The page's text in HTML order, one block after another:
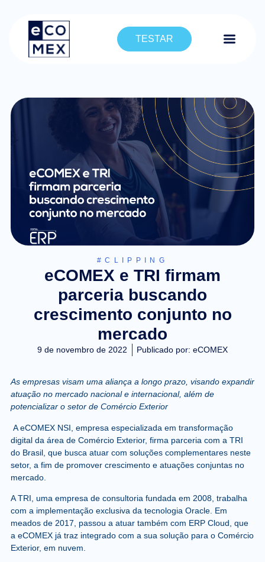
TESTAR
#CLIPPING
eCOMEX e TRI firmam
parceria buscando
crescimento conjunto no
mercado
9 de novembro de 2022 Publicado por: eCOMEX
As empresas visam uma aliança a longo prazo, visando expandir
atuação no mercado nacional e internacional, além de
potencializar o setor de Comércio Exterior
A eCOMEX NSI, empresa especializada em transformação
digital da área de Comércio Exterior, firma parceria com a TRI
do Brasil, que busca atuar com soluções complementares neste
setor, a fim de promover crescimento e atuações conjuntas no
mercado.
A TRI, uma empresa de consultoria fundada em 2008, trabalha
com a implementação exclusiva da tecnologia Oracle. Em
meados de 2017, passou a atuar também com ERP Cloud, que
a eCOMEX já traz integrado com a sua solução para o Comércio
Exterior, em nuvem.